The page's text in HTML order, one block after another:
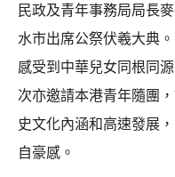
民政及青年事務局局長
水市出席公祭伏羲大典
感受到中華兒女同根同
次亦邀請本港青年隨團
史文化內涵和高速發展
自豪感。